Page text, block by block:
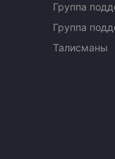
Группа
Группа
Талисманы